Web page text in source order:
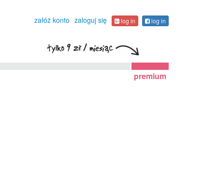
załóż konto zaloguj się log in log in
premium